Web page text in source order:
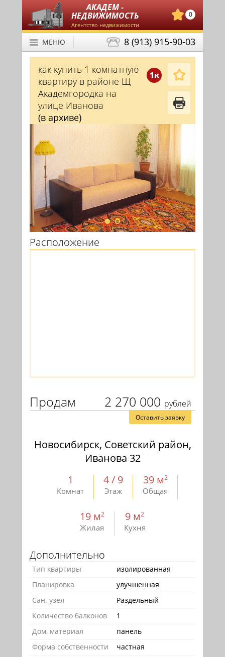
АКАДЕМ -
НЕДВИЖИМОСТЬ
Агентство недвижимости
0
8 (913) 915-90-03
МЕНЮ
1к
как купить 1 комнатную
квартиру в районе Щ
Академгородка на
улице Иванова
(в архиве)
Расположение
2 270 000 рублей
Продам
Оставить заявку
Новосибирск, Советский район,
Иванова 32
1
Комнат
4 / 9
Этаж
39 м2
Общая
19 м2
Жилая
9 м2
Кухня
Дополнительно
Тип квартиры
изолированная
Планировка
улучшенная
Сан. узел
Раздельный
Количество балконов
1
Дом, материал
панель
Форма собственности
частная